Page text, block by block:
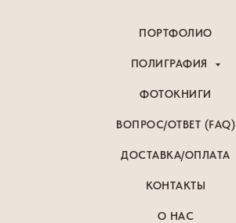
ПОРТФОЛИО
ПОЛИГРАФИЯ
ФОТОКНИГИ
ВОПРОС/ОТВЕТ (FAQ)
ДОСТАВКА/ОПЛАТА
КОНТАКТЫ
О НАС